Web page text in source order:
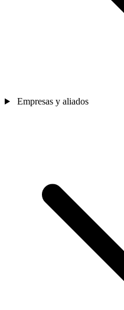
Empresas y aliados